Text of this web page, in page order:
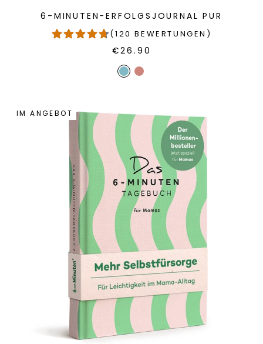
6-MINUTEN-ERFOLGSJOURNAL PUR
(120 BEWERTUNGEN)
€26.90
IM ANGEBOT